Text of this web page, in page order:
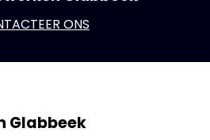
ONS
Glabbeek